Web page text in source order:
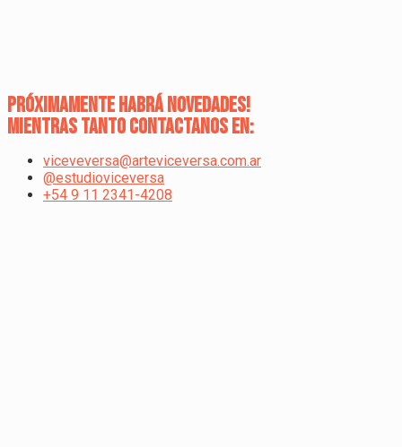
Próximamente habrá novedades!
Mientras tanto contactanos en:
viceveversa@arteviceversa.com.ar
@estudioviceversa
+54 9 11 2341-4208